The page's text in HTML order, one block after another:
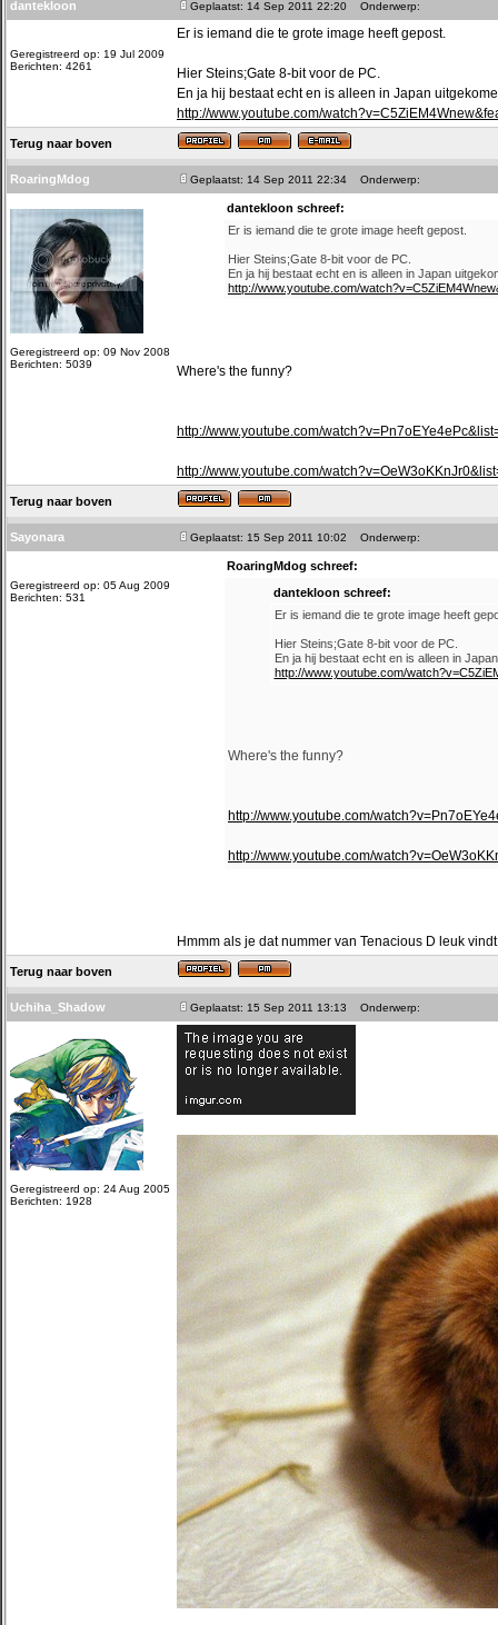
dantekloon Geplaatst: 14 Sep 2011 22:20 Onderwerp:
Geregistreerd op: 19 Jul 2009
Berichten: 4261
Er is iemand die te grote image heeft gepost.
Hier Steins;Gate 8-bit voor de PC.
En ja hij bestaat echt en is alleen in Japan
http://www.youtube.com/
Terug naar boven
RoaringMdog Geplaatst: 14 Sep 2011 22:34 Onderwerp:
Geregistreerd op: 09 Nov 2008
Berichten: 5039
dantekloon schreef:
Er is iemand die te grote image heeft gepost.
Hier Steins;Gate 8-bit voor de PC.
En ja hij bestaat echt en is alleen in Japan
http://www.youtube.com/
Where's the funny?
http://www.youtube.com/
http://www.youtube.com/
Terug naar boven
Sayonara Geplaatst: 15 Sep 2011 10:02 Onderwerp:
Geregistreerd op: 05 Aug 2009
Berichten: 531
RoaringMdog schreef:
dantekloon schreef:
Er is iemand die te grote image heeft
Hier Steins;Gate 8-bit voor de PC.
En ja hij bestaat echt en is alleen in
http://www.youtube.com/
Where's the funny?
http://www.youtube.com/
http://www.youtube.com/
Hmmm als je dat nummer van Tenacious D leuk
Terug naar boven
Uchiha_Shadow Geplaatst: 15 Sep 2011 13:13 Onderwerp:
Geregistreerd op: 24 Aug 2005
Berichten: 1928